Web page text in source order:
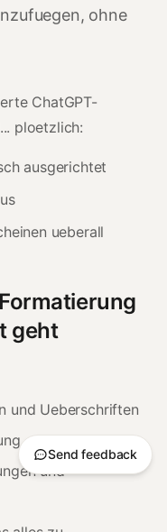
ohne
ChatGPT-
ploetzlich:
ausgerichtet
ueberall
geht
und Ueberschriften
und
Send feedback